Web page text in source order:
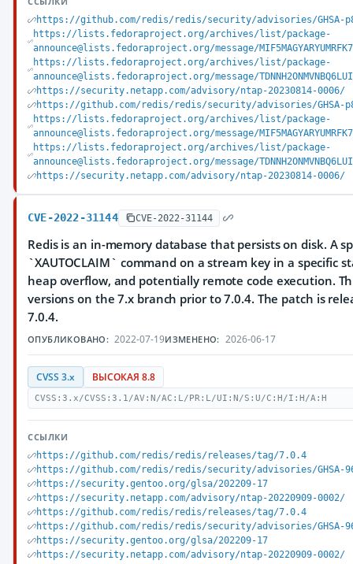
https://github.com/redis/redis/security/advisories/GHSA-
https://lists.fedoraproject.org/archives/list/package-
announce@lists.fedoraproject.org/message/
https://lists.fedoraproject.org/archives/list/package-
announce@lists.fedoraproject.org/message/
https://security.netapp.com/advisory/ntap-20230814-0006/
https://github.com/redis/redis/security/advisories/GHSA-
https://lists.fedoraproject.org/archives/list/package-
announce@lists.fedoraproject.org/message/
https://lists.fedoraproject.org/archives/list/package-
announce@lists.fedoraproject.org/message/
https://security.netapp.com/advisory/ntap-20230814-0006/
CVE-2022-31144 CVE-2022-31144
Redis is an in-memory database that persists on disk. A
`XAUTOCLAIM` command on a stream key in a specific
heap overflow, and potentially remote code execution.
versions on the 7.x branch prior to 7.0.4. The patch is
7.0.4.
ОПУБЛИКОВАНО: 2022-07-19ИЗМЕНЕНО: 2026-06-17
CVSS 3.x ВЫСОКАЯ 8.8
CVSS:3.x/CVSS:3.1/AV:N/AC:L/PR:L/UI:N/S:U/C:H/I:H/A:H
ССЫЛКИ
https://github.com/redis/redis/releases/tag/7.0.4
https://github.com/redis/redis/security/advisories/GHSA-
https://security.gentoo.org/glsa/202209-17
https://security.netapp.com/advisory/ntap-20220909-0002/
https://github.com/redis/redis/releases/tag/7.0.4
https://github.com/redis/redis/security/advisories/GHSA-
https://security.gentoo.org/glsa/202209-17
https://security.netapp.com/advisory/ntap-20220909-0002/